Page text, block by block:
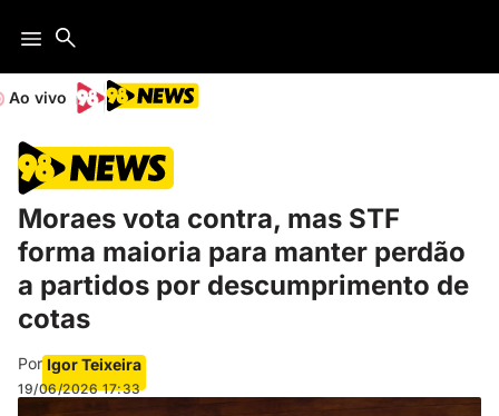
Ao vivo
Moraes vota contra, mas STF
forma maioria para manter perdão
a partidos por descumprimento de
cotas
Por Igor Teixeira
19/06/2026 17:33